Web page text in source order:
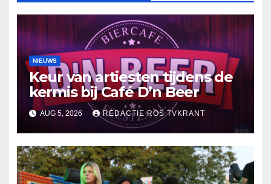
NIEUWS
Keur van artiesten tijdens de
kermis bij Café D’n Beer
AUG 5, 2026 REDACTIE ROS TVKRANT